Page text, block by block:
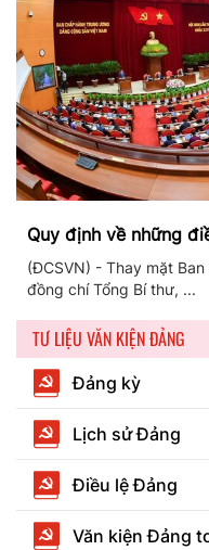
Quy định về những
(ĐCSVN) - Thay mặt
đồng chí Tổng Bí thư, ...
TƯ LIỆU VĂN KIỆN ĐẢNG
Đảng kỳ
Lịch sử Đảng
Điều lệ Đảng
Văn kiện Đảng